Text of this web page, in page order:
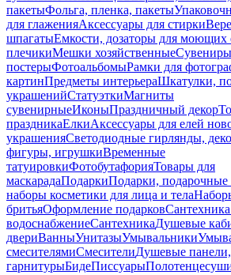
пакетыФольга, пленка, пакеты
для глаженияАксессуары для стирки
шпагатыЕмкости, дозаторы для моющих
плечикиМешки хозяйственныеСувениры
постерыФотоальбомыРамки для
картинПредметы интерьераШкатулки,
украшенийСтатуэткиМагниты
сувенирныеИконыПраздничный декор
праздникаЕлкиАксессуары для елей
украшенияСветодиодные гирлянды,
фигуры, игрушкиВременные
татуировкиФотобутафорияТовары для
маскарадаПодаркиПодарки,
наборы косметики для лица и тела
бритьяОформление подарков
водоснабжениеСантехникаДушевые
двериВанныУнитазыУмывальники
смесителямиСмесителиДушевые панели,
гарнитурыБидеПиссуары